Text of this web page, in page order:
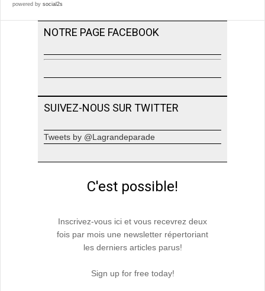
powered by social2s
NOTRE PAGE FACEBOOK
SUIVEZ-NOUS SUR TWITTER
Tweets by @Lagrandeparade
C'est possible!
Inscrivez-vous ici et vous recevrez deux
fois par mois une newsletter répertoriant
les derniers articles parus!
Sign up for free today!